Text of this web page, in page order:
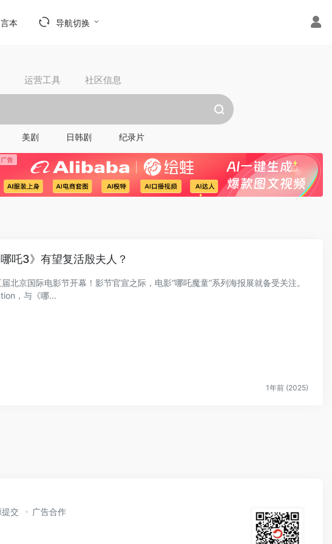
本 导航切换
运营工具 社区信息
美剧 日韩剧 纪录片
吒3》有望复活殷夫人？
北京国际电影节开幕！影节官宣之际，电影“哪吒魔童”系列海报展就备受关注。
，与《哪...
1年前 (2025)
交 广告合作